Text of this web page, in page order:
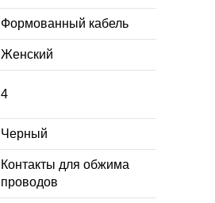
Формованный кабель
Женский
4
Черный
Контакты для обжима
проводов